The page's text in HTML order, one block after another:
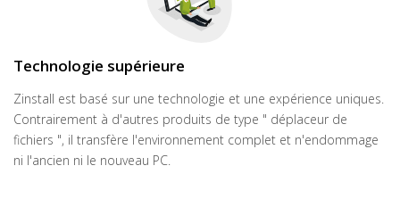
Technologie supérieure
Zinstall est basé sur une technologie et une expérience uniques.
Contrairement à d'autres produits de type " déplaceur de
fichiers ", il transfère l'environnement complet et n'endommage
ni l'ancien ni le nouveau PC.